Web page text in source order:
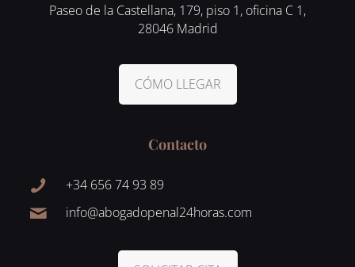
Paseo de la Castellana, 179, piso 1, oficina C 1,
28046 Madrid
CÓMO LLEGAR
Contacto
+34 656 74 93 89
info@abogadopenal24horas.com